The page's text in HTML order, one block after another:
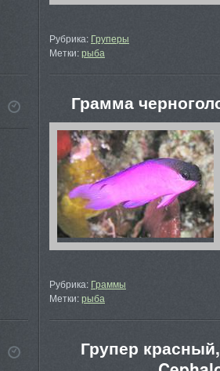
Рубрика: Груперы
Метки:рыба
Грамма
Рубрика: Граммы
Метки:рыба
Групер